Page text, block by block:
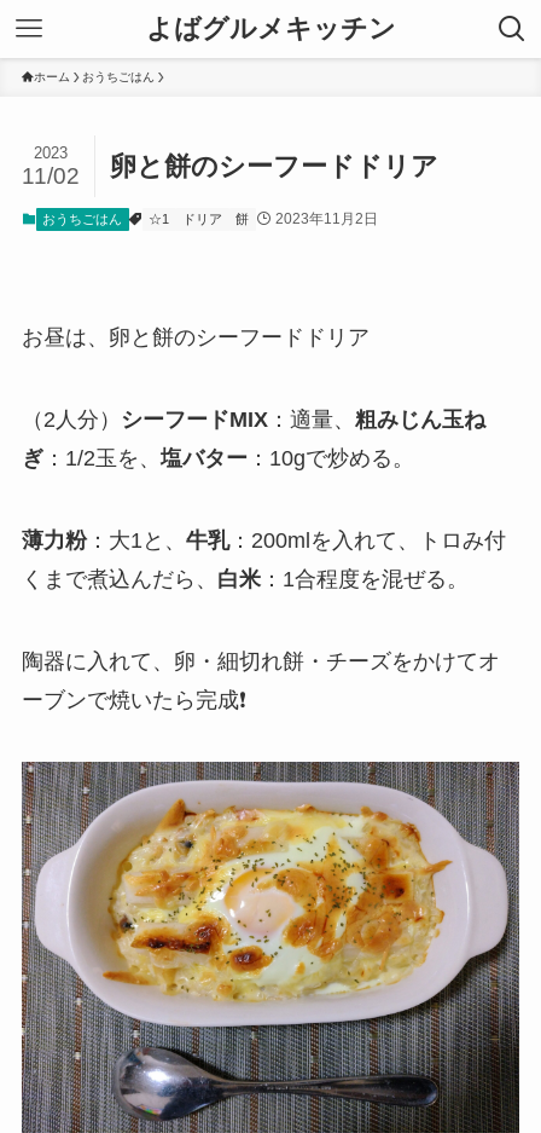
よばグルメキッチン
ホーム おうちごはん
卵と餅のシーフードドリア
2023
11/02
おうちごはん ☆1 ドリア 餅 2023年11月2日
お昼は、卵と餅のシーフードドリア
（2人分） シーフードMIX：適量、 粗みじん玉ね
ぎ：1/2玉を、 塩バター ：10gで炒める。
薄力粉：大1と、 牛乳：200mlを入れて、トロみ付
くまで煮込んだら、 白米：1合程度を混ぜる。
陶器に入れて、卵・細切れ餅・チーズをかけてオ
ーブンで焼いたら完成❗